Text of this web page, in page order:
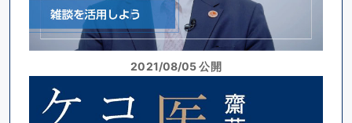
2021/08/05 公開